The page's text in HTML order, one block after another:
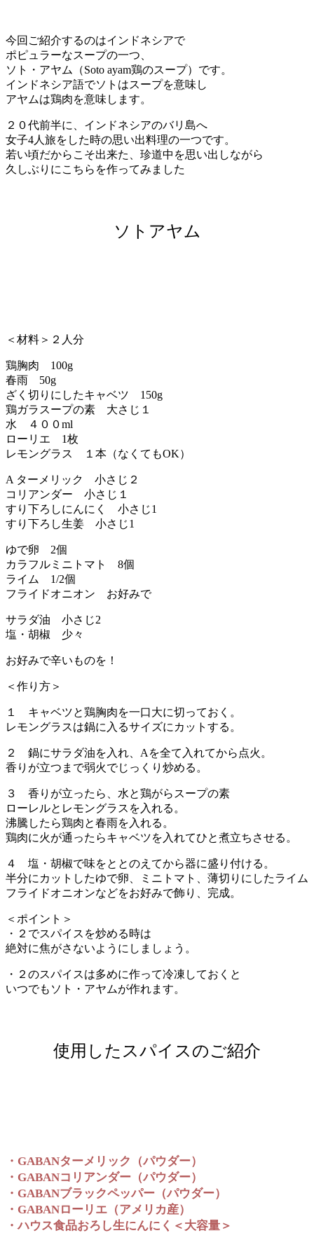
今回ご紹介するのはインドネシアで
ポピュラーなスープの一つ、
ソト・アヤム（Soto ayam鶏のスープ）です。
インドネシア語でソトはスープを意味し
アヤムは鶏肉を意味します。
２０代前半に、インドネシアのバリ島へ
女子4人旅をした時の思い出料理の一つです。
若い頃だからこそ出来た、珍道中を思い出しながら
久しぶりにこちらを作ってみました
ソトアヤム
＜材料＞２人分
鶏胸肉 100g
春雨 50g
ざく切りにしたキャベツ 150g
鶏ガラスープの素 大さじ１
水 ４００ml
ローリエ 1枚
レモングラス １本（なくてもOK）
A ターメリック 小さじ２
コリアンダー 小さじ１
すり下ろしにんにく 小さじ1
すり下ろし生姜 小さじ1
ゆで卵 2個
カラフルミニトマト 8個
ライム 1/2個
フライドオニオン お好みで
サラダ油 小さじ2
塩・胡椒 少々
お好みで辛いものを！
＜作り方＞
１ キャベツと鶏胸肉を一口大に切っておく。
レモングラスは鍋に入るサイズにカットする。
２ 鍋にサラダ油を入れ、Aを全て入れてから点火。
香りが立つまで弱火でじっくり炒める。
３ 香りが立ったら、水と鶏がらスープの素
ローレルとレモングラスを入れる。
沸騰したら鶏肉と春雨を入れる。
鶏肉に火が通ったらキャベツを入れてひと煮立ちさせる。
４ 塩・胡椒で味をととのえてから器に盛り付ける。
半分にカットしたゆで卵、ミニトマト、薄切りにしたライム
フライドオニオンなどをお好みで飾り、完成。
＜ポイント＞
・２でスパイスを炒める時は
絶対に焦がさないようにしましょう。
・２のスパイスは多めに作って冷凍しておくと
いつでもソト・アヤムが作れます。
使用したスパイスのご紹介
・GABANターメリック（パウダー）
・GABANコリアンダー（パウダー）
・GABANブラックペッパー（パウダー）
・GABANローリエ（アメリカ産）
・ハウス食品おろし生にんにく＜大容量＞